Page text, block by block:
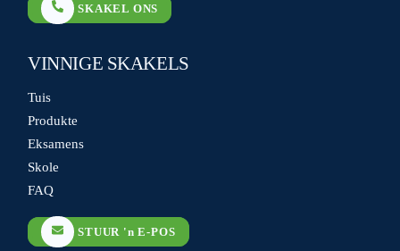
SKAKEL ONS
VINNIGE SKAKELS
Tuis
Produkte
Eksamens
Skole
FAQ
STUUR 'n E-POS